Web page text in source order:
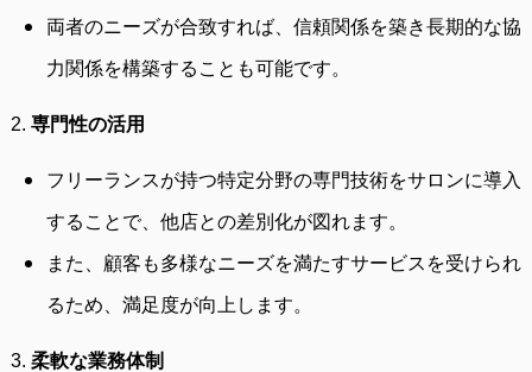
両者のニーズが合致すれば、信頼関係を築き長期的な協
力関係を構築することも可能です。
2. 専門性の活用
フリーランスが持つ特定分野の専門技術をサロンに導入
することで、他店との差別化が図れます。
また、顧客も多様なニーズを満たすサービスを受けられ
るため、満足度が向上します。
3. 柔軟な業務体制